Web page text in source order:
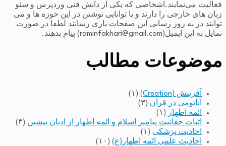
فعالیت می‌نمایند.اشخاصی که یکی از دانش فنی وردپرس و سئو
زبان های خارجی را دارند و یا توانایی نوشتن در این حوزه ها و می
توانند در به روز رسانی این صفحات یاری رسانند لطفا در صورت
تمایل به این ایمیل(raminfakhari@gmail.com) پیام بدهند.
موضوعات مطالب
آفرینش (Creation)
(۱)
آناتومی در قرآن (۳)
ائمه اطهار
(۱)
اثبات حقانیت پیامبر اسلام و ائمه اطهار از ادیان پیشین (۳)
احادیث پزشکی (۱)
احادیث علمی ائمه اطهار(ع) (۱۰)